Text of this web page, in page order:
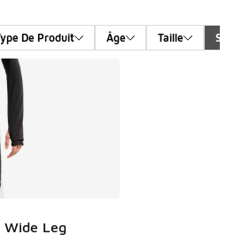
De Produit Âge Taille
Wide Leg